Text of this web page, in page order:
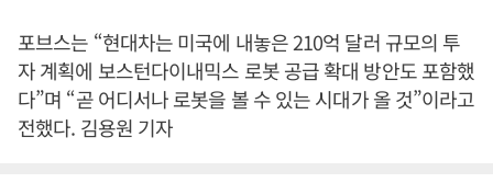
포브스는 “현대차는 미국에 내놓은 210억 달러 규모의 투
자 계획에 보스턴다이내믹스 로봇 공급 확대 방안도 포함했
다”며 “곧 어디서나 로봇을 볼 수 있는 시대가 올 것”이라고
전했다. 김용원 기자